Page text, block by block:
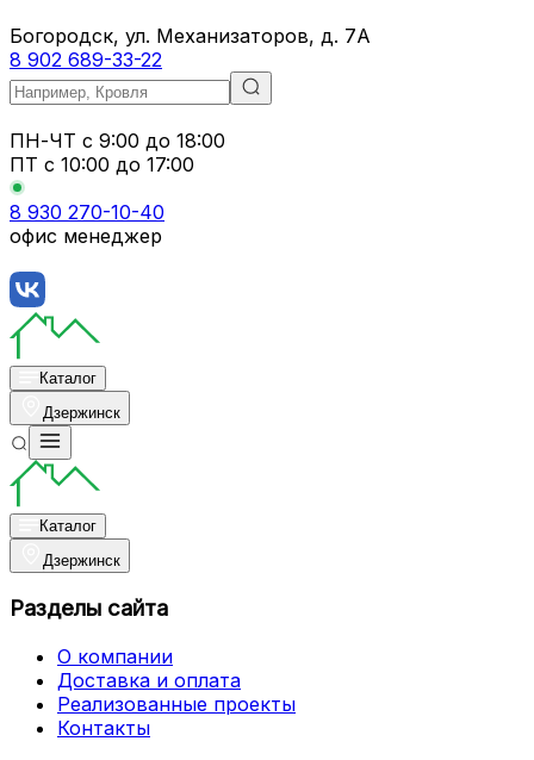
Богородск, ул. Механизаторов, д. 7А
8 902 689-33-22
ПН-ЧТ с 9:00 до 18:00
ПТ с 10:00 до 17:00
8 930 270-10-40
офис менеджер
Каталог
Дзержинск
Каталог
Дзержинск
Разделы сайта
О компании
Доставка и оплата
Реализованные проекты
Контакты